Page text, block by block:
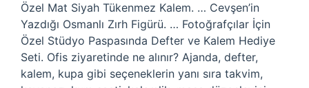
Özel Mat Siyah Tükenmez Kalem. … Cevşen’in
Yazdığı Osmanlı Zırh Figürü. … Fotoğrafçılar İçin
Özel Stüdyo Paspasında Defter ve Kalem Hediye
Seti. Ofis ziyaretinde ne alınır? Ajanda, defter,
kalem, kupa gibi seçeneklerin yanı sıra takvim,